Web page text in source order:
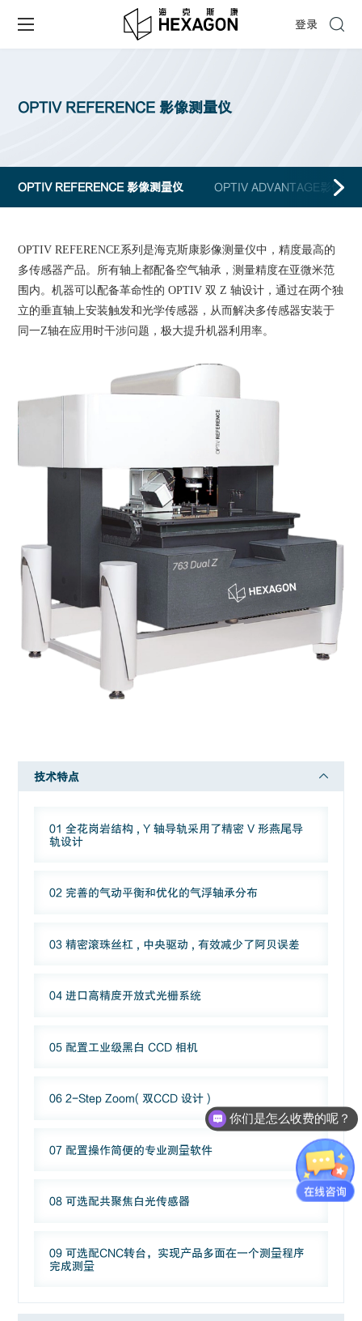
登录
OPTIV REFERENCE 影像测量仪
OPTIV REFERENCE 影像测量仪 OPTIV ADVANTAGE影像测
OPTIV REFERENCE系列是海克斯康影像测量仪中，精度最高的
多传感器产品。所有轴上都配备空气轴承，测量精度在亚微米范
围内。机器可以配备革命性的 OPTIV 双 Z 轴设计，通过在两个独
立的垂直轴上安装触发和光学传感器，从而解决多传感器安装于
同一Z轴在应用时干涉问题，极大提升机器利用率。
技术特点
01 全花岗岩结构 , Y 轴导轨采用了精密 V 形燕尾导
轨设计
02 完善的气动平衡和优化的气浮轴承分布
03 精密滚珠丝杠 , 中央驱动 , 有效减少了阿贝误差
04 进口高精度开放式光栅系统
05 配置工业级黑白 CCD 相机
06 2-Step Zoom( 双CCD 设计 )
07 配置操作简便的专业测量软件
08 可选配共聚焦白光传感器
09 可选配CNC转台，实现产品多面在一个测量程序
完成测量
你们是怎么收费的呢？
现在有优惠活动么？